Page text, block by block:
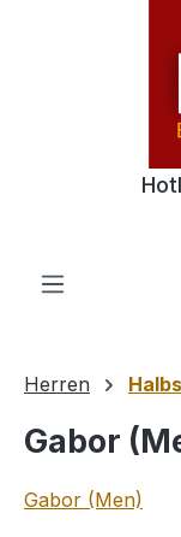
Herren
Gabor
Gabor (Men)